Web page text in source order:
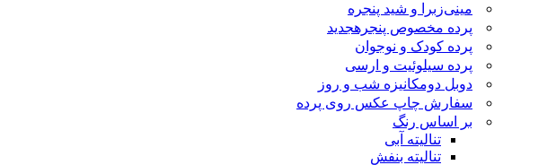
مینی‌زبرا و شید پنجره
پرده مخصوص پنجرهجدید
پرده کودک و نوجوان
پرده سیلوئیت و ارسی
دوبل دومکانیزه شب و روز
سفارش چاپ عکس روی پرده
بر اساس رنگ
تنالیته آبی
تنالیته بنفش